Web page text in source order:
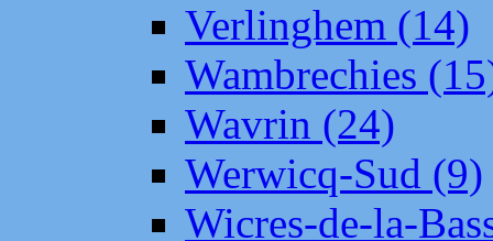
Verlinghem (14)
Wambrechies
Wavrin (24)
Werwicq-Sud (9)
Wicres-de-la-